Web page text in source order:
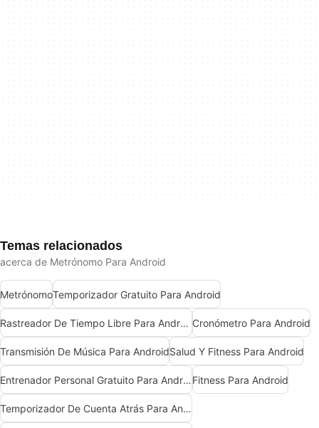
Temas relacionados
acerca de Metrónomo Para Android
MetrónomoTemporizador Gratuito Para Android
Rastreador De Tiempo Libre Para Android Cronómetro Para Android
Transmisión De Música Para AndroidSalud Y Fitness Para Android
Entrenador Personal Gratuito Para AndroidFitness Para Android
Temporizador De Cuenta Atrás Para Android